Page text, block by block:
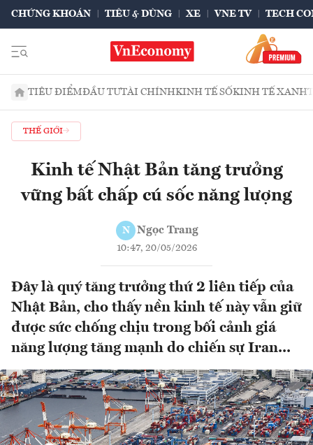
CHỨNG KHOÁN TIÊU & DÙNG XE VNE TV TECH
TIÊU ĐIỂMĐẦU TƯTÀI CHÍNHKINH TẾ SỐKINH TẾ XANH
THẾ GIỚI
Kinh tế Nhật Bản tăng trưởng
vững bất chấp cú sốc năng lượng
N Ngọc Trang
10:47, 20/05/2026
Đây là quý tăng trưởng thứ 2 liên tiếp của
Nhật Bản, cho thấy nền kinh tế này vẫn giữ
được sức chống chịu trong bối cảnh giá
năng lượng tăng mạnh do chiến sự Iran...